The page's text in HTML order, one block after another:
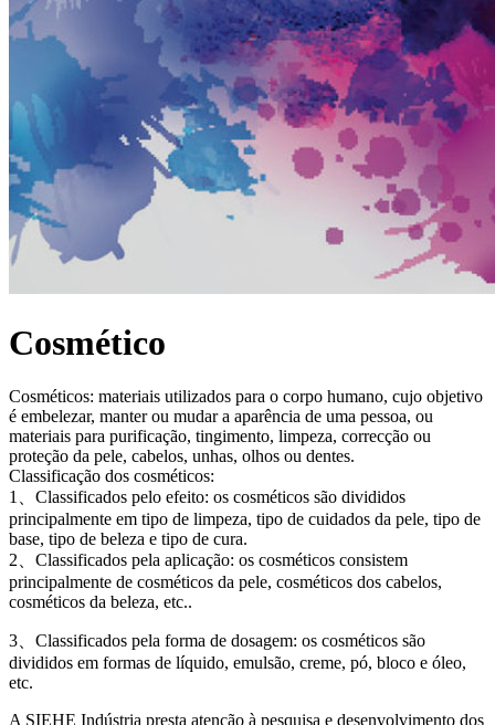
Cosmético
Cosméticos: materiais utilizados para o corpo humano, cujo objetivo
é embelezar, manter ou mudar a aparência de uma pessoa, ou
materiais para purificação, tingimento, limpeza, correcção ou
proteção da pele, cabelos, unhas, olhos ou dentes.
Classificação dos cosméticos:
1、Classificados pelo efeito: os cosméticos são divididos
principalmente em tipo de limpeza, tipo de cuidados da pele, tipo de
base, tipo de beleza e tipo de cura.
2、Classificados pela aplicação: os cosméticos consistem
principalmente de cosméticos da pele, cosméticos dos cabelos,
cosméticos da beleza, etc..
3、Classificados pela forma de dosagem: os cosméticos são
divididos em formas de líquido, emulsão, creme, pó, bloco e óleo,
etc.
A SIEHE Indústria presta atenção à pesquisa e desenvolvimento dos